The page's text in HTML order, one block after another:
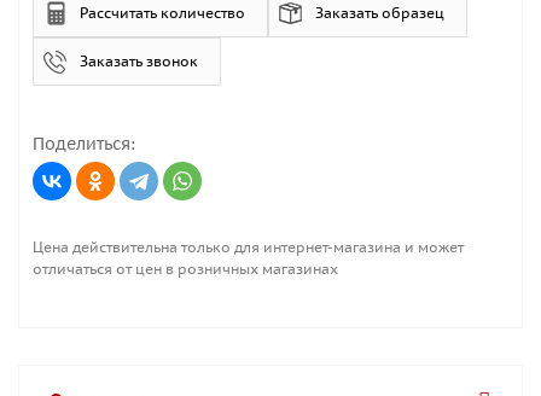
Рассчитать количество Заказать образец
Заказать звонок
Поделиться:
Цена действительна только для интернет-магазина и может
отличаться от цен в розничных магазинах